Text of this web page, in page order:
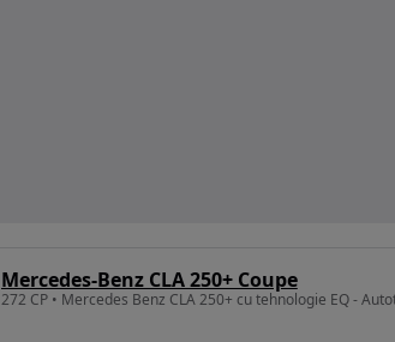
Mercedes-Benz CLA 250+ Coupe